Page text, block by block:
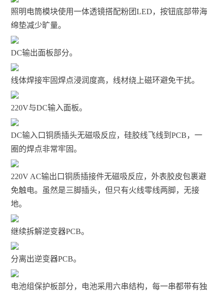
照明电筒模块使用一体透镜搭配粉团LED，按钮底部带海
绵垫减少旷量。
DC输出面板部分。
线体焊接牢固焊点浸润度高，线材绕上磁环避免干扰。
220V与DC输入面板。
DC输入口铜质插头无磁吸反应，硅胶线飞线到PCB，一
圈的焊点非常牢固。
220V AC输出口铜质插接件无磁吸反应，外表胶皮包裹避
免触电。虽然是三脚插头，但只有火线零线两脚，无接
地。
继续拆解逆变器PCB。
分离出逆变器PCB。
电池组保护板部分，电池采用六串结构，每一串都带有独